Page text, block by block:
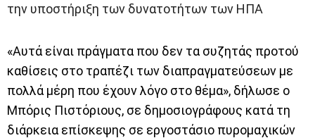
την υποστήριξη των δυνατοτήτων των ΗΠΑ
«Αυτά είναι πράγματα που δεν τα συζητάς προτού
καθίσεις στο τραπέζι των διαπραγματεύσεων με
πολλά μέρη που έχουν λόγο στο θέμα», δήλωσε ο
Μπόρις Πιστόριους, σε δημοσιογράφους κατά τη
διάρκεια επίσκεψης σε εργοστάσιο πυρομαχικών